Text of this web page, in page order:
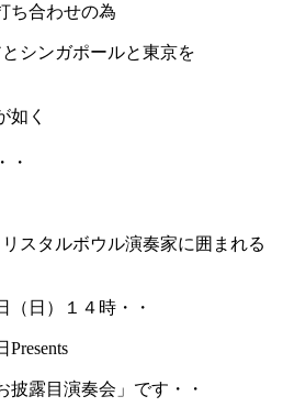
ち合わせの為
シンガポールと東京を
如く
・
スタルボウル演奏家に囲まれる
（日）１４時・・
披露目演奏会」です・・